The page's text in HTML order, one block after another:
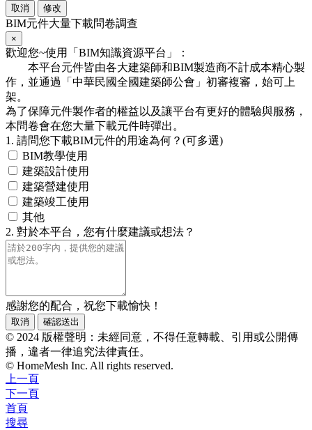
取消
修改
BIM元件大量下載問卷調查
×
歡迎您~使用「BIM知識資源平台」：
本平台元件皆由各大建築師和BIM製造商不計成本精心製
作，並通過「中華民國全國建築師公會」初審複審，始可上
架。
為了保障元件製作者的權益以及讓平台有更好的體驗與服務，
本問卷會在您大量下載元件時彈出。
1. 請問您下載BIM元件的用途為何？(可多選)
BIM教學使用
建築設計使用
建築營建使用
建築竣工使用
其他
2. 對於本平台，您有什麼建議或想法？
感謝您的配合，祝您下載愉快！
取消 確認送出
© 2024 版權聲明：未經同意，不得任意轉載、引用或公開傳
播，違者一律追究法律責任。
© HomeMesh Inc. All rights reserved.
上一頁
下一頁
首頁
搜尋